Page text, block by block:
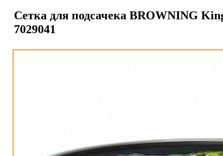
Сетка для подсачека BROWNING
7029041